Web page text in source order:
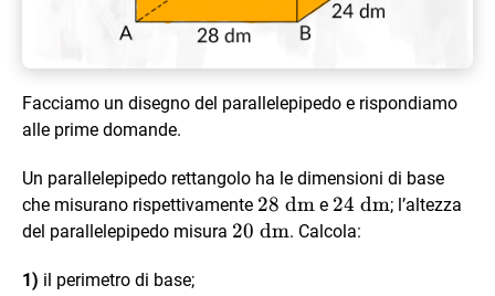
Facciamo un disegno del parallelepipedo e rispondiamo
alle prime domande.
Un parallelepipedo rettangolo ha le dimensioni di base
che misurano rispettivamente 28
\text{
28 dm e 24
\text{
24 dm; l’altezza
del parallelepipedo misura 20
20 dm. Calcola:
1) il perimetro di base;